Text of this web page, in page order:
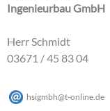
Ingenieurbau GmbH
Herr Schmidt
03671 / 45 83 04
hsigmbh@t-online de